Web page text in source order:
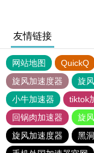
友情链接
网站地图 QuickQ
旋风加速度器
旋
小牛加速器
tiktok
回锅肉加速器
旋风
旋风加速度器
黑